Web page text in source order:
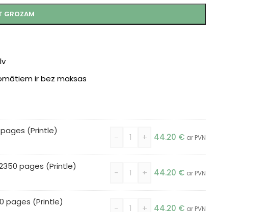
GROZAM
ir bez maksas
(Printle)
- + 44.20 € ar PVN
pages (Printle)
- + 44.20 € ar PVN
pages (Printle)
- + 44.20 € ar PVN